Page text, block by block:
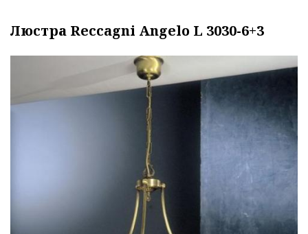
Люстра Reccagni Angelo L 3030-6+3